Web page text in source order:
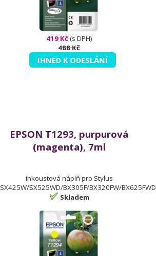
419 Kč(s DPH)
488 Kč
IHNED K ODESLÁNÍ
EPSON T1293, purpurová
(magenta), 7ml
inkoustová náplň pro Stylus
SX425W/SX525WD/BX305F/BX320FW/BX625FWD
Skladem